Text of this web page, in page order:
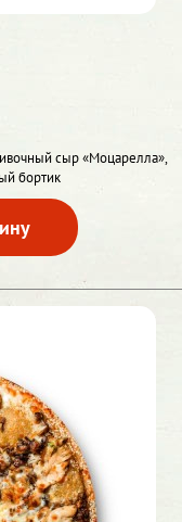
сыр «Моцарелла»,
бортик